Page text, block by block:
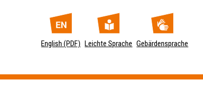
English (PDF) Leichte Sprache Gebärdensprache